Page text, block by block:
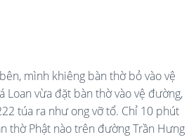
mình khiêng bàn thờ bỏ vào vệ
Loan vừa đặt bàn thờ vào vệ đường,
túa ra như ong vỡ tổ. Chỉ 10 phút
thờ Phật nào trên đường Trần Hưng